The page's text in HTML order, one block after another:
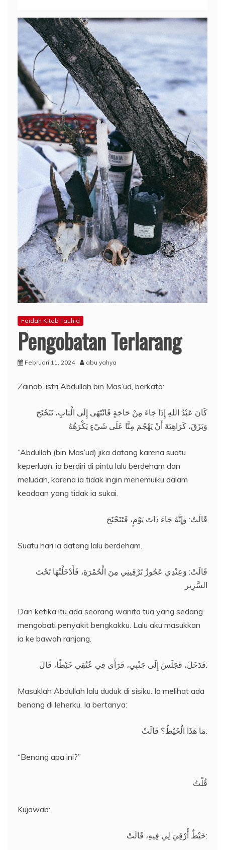
Faidah Kitab Tauhid
Pengobatan Terlarang
Februari 11, 2024 abu yahya
Zainab, istri Abdullah bin Mas’ud, berkata:
كَانَ عَبْدُ اللهِ إِذَا جَاءَ مِنْ حَاجَةٍ فَانْتَهَى إِلَى الْبَابِ، تَنَحْنَحَ
وَبَزَقَ، كَرَاهِيَةَ أَنْ يَهْجُمَ مِنَّا عَلَى شَيْءٍ يَكْرَهُهُ
“Abdullah (bin Mas’ud) jika datang karena suatu
keperluan, ia berdiri di pintu lalu berdeham dan
meludah, karena ia tidak ingin menemuiku dalam
keadaan yang tidak ia sukai.
قَالَتْ: وَإِنَّهُ جَاءَ ذَاتَ يَوْمٍ، فَتَنَحْنَحَ
Suatu hari ia datang lalu berdeham.
قَالَتْ: وَعِنْدِي عَجُوزٌ تَرْقِينِي مِنَ الْحُمْرَةِ، فَأَدْخَلْتُهَا تَحْتَ
السَّرِير
Dan ketika itu ada seorang wanita tua yang sedang
mengobati penyakit bengkakku. Lalu aku masukkan
ia ke bawah ranjang.
فَدَخَلَ، فَجَلَسَ إِلَى جَنْبِي، فَرَأَى فِي عُنُقِي خَيْطًا، قَالَ:
Masuklah Abdullah lalu duduk di sisiku. Ia melihat ada
benang di leherku. Ia bertanya:
مَا هَذَا الْخَيْطُ؟ قَالَتْ:
“Benang apa ini?”
قُلْتُ
Kujawab:
خَيْطٌ أُرْقِيَ لِي فِيهِ، قَالَتْ: